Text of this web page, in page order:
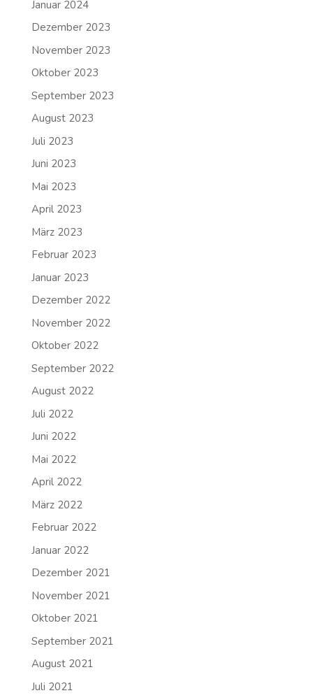
Januar 2024
Dezember 2023
November 2023
Oktober 2023
September 2023
August 2023
Juli 2023
Juni 2023
Mai 2023
April 2023
März 2023
Februar 2023
Januar 2023
Dezember 2022
November 2022
Oktober 2022
September 2022
August 2022
Juli 2022
Juni 2022
Mai 2022
April 2022
März 2022
Februar 2022
Januar 2022
Dezember 2021
November 2021
Oktober 2021
September 2021
August 2021
Juli 2021